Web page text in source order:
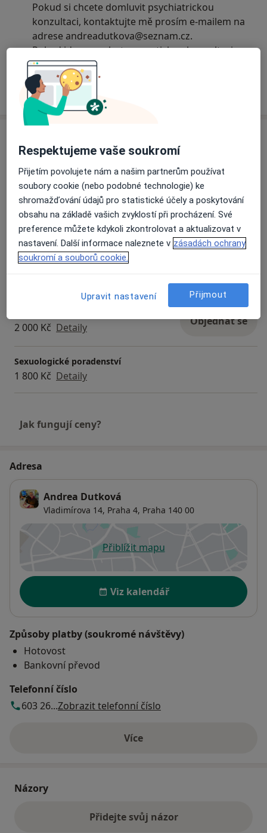
Pokud si chcete domluvit psychiatrickou
konzultaci, kontaktujte mě prosím e-mailem na
adrese andreadutkova@seznam.cz.
Pokud jde o psychoterapeutickou konzultaci,
vyplňte prosím formulář na stránce
andreadutkova.cz nebo zavolejte na číslo
uvedené v profilu.
Přečtěte si více
02/01/2026
Individuální psychoterapie
1 800 Kč Detaily Objednat se
Psychiatrické vyšetření
Detaily Objednat se
Dětská terapie
2 000 Kč Detaily Objednat se
Sexuologické poradenství
1 800 Kč Detaily
Jak fungují ceny?
Adresa
Andrea Dutková
Vladimírova 14, Praha 4, Praha 140 00
Přiblížit mapuse otevře v nové záložce
Dostupnost
Viz kalendář
Způsoby platby (soukromé návštěvy)
Hotovost
Bankovní převod
Telefonní číslo
603 26...Zobrazit telefonní číslo
Víceo adrese
Názory
Přidejte svůj názor
Respektujeme vaše soukromí
Přijetím povolujete nám a našim partnerům používat
soubory cookie (nebo podobné technologie) ke
shromažďování údajů pro statistické účely a poskytování
obsahu na základě vašich zvyklostí při procházení. Své
preference můžete kdykoli zkontrolovat a aktualizovat v
nastavení. Další informace naleznete v zásadách ochrany
soukromí a souborů cookie.
Upravit nastavení Přijmout